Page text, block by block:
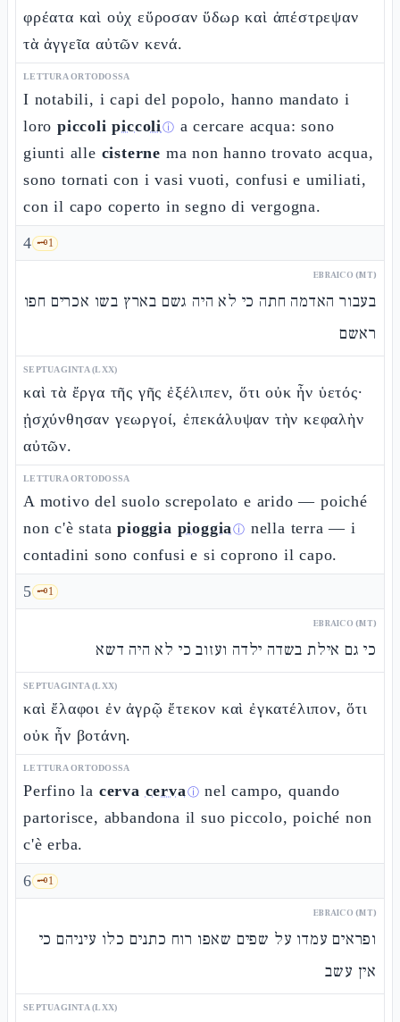
φρέατα καὶ οὐχ εὕροσαν ὕδωρ καὶ ἀπέστρεψαν
τὰ ἀγγεῖα αὐτῶν κενά.
LETTURA ORTODOSSA
I notabili, i capi del popolo, hanno mandato i
loro piccoli piccoliⓘ a cercare acqua: sono
giunti alle cisterne ma non hanno trovato acqua,
sono tornati con i vasi vuoti, confusi e umiliati,
con il capo coperto in segno di vergogna.
4 🗝️1
EBRAICO (MT)
בעבור האדמה חתה כי לא היה גשם בארץ בשו אכרים חפו
ראשם
SEPTUAGINTA (LXX)
καὶ τὰ ἔργα τῆς γῆς ἐξέλιπεν, ὅτι οὐκ ἦν ὑετός·
ᾐσχύνθησαν γεωργοί, ἐπεκάλυψαν τὴν κεφαλὴν
αὐτῶν.
LETTURA ORTODOSSA
A motivo del suolo screpolato e arido — poiché
non c'è statapioggia pioggiaⓘ nella terra — i
contadini sono confusi e si coprono il capo.
5 🗝️1
EBRAICO (MT)
כי גם אילת בשדה ילדה ועזוב כי לא היה דשא
SEPTUAGINTA (LXX)
καὶ ἔλαφοι ἐν ἀγρῷ ἔτεκον καὶ ἐγκατέλιπον, ὅτι
οὐκ ἦν βοτάνη.
LETTURA ORTODOSSA
Perfino la cerva cervaⓘ nel campo, quando
partorisce, abbandona il suo piccolo, poiché non
c'è erba.
6 🗝️1
EBRAICO (MT)
ופראים עמדו על שפים שאפו רוח כתנים כלו עיניהם כי
אין עשב
SEPTUAGINTA (LXX)